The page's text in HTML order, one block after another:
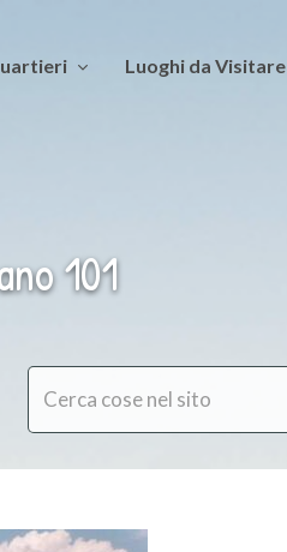
Luoghi da Visitare
101